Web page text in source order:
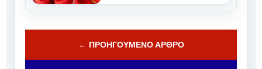
← ΠΡΟΗΓΟΎΜΕΝΟ ΆΡΘΡΟ